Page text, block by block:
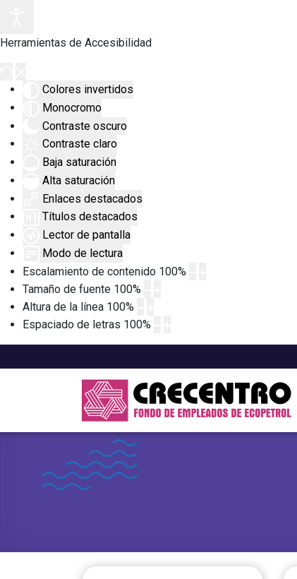
Herramientas de Accesibilidad
Colores invertidos
Monocromo
Contraste oscuro
Contraste claro
Baja saturación
Alta saturación
Enlaces destacados
Títulos destacados
Lector de pantalla
Modo de lectura
Escalamiento de contenido 100%
Tamaño de fuente 100%
Altura de la línea 100%
Espaciado de letras 100%